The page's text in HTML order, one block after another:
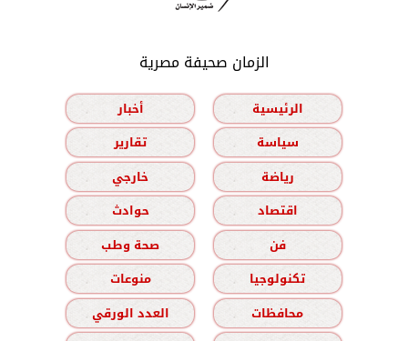
الزمان صحيفة مصرية
الرئيسية
أخبار
سياسة
تقارير
رياضة
خارجي
اقتصاد
حوادث
فن
صحة وطب
تكنولوجيا
منوعات
محافظات
العدد الورقي